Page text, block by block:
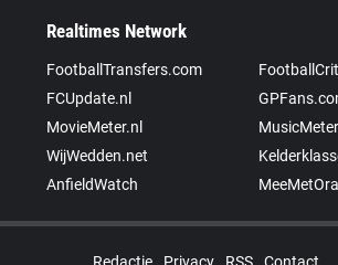
Realtimes Network
FootballTransfers.com
FCUpdate.nl
MovieMeter.nl
WijWedden.net
AnfieldWatch